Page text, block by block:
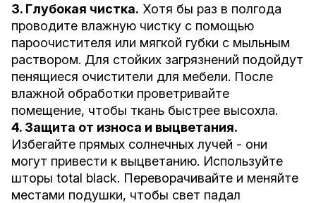
3. Глубокая чистка. Хотя бы раз в полгода
проводите влажную чистку с помощью
пароочистителя или мягкой губки с мыльным
раствором. Для стойких загрязнений подойдут
пенящиеся очистители для мебели. После
влажной обработки проветривайте
помещение, чтобы ткань быстрее высохла.
4. Защита от износа и выцветания.
Избегайте прямых солнечных лучей - они
могут привести к выцветанию. Используйте
шторы total black. Переворачивайте и меняйте
местами подушки, чтобы свет падал